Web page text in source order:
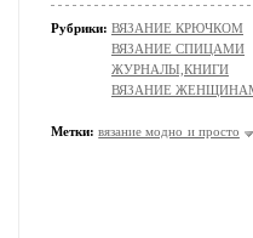
Рубрики: ВЯЗАНИЕ КРЮЧКОМ
ВЯЗАНИЕ СПИЦАМИ
ЖУРНАЛЫ,КНИГИ
ВЯЗАНИЕ
Метки: вязание модно и просто